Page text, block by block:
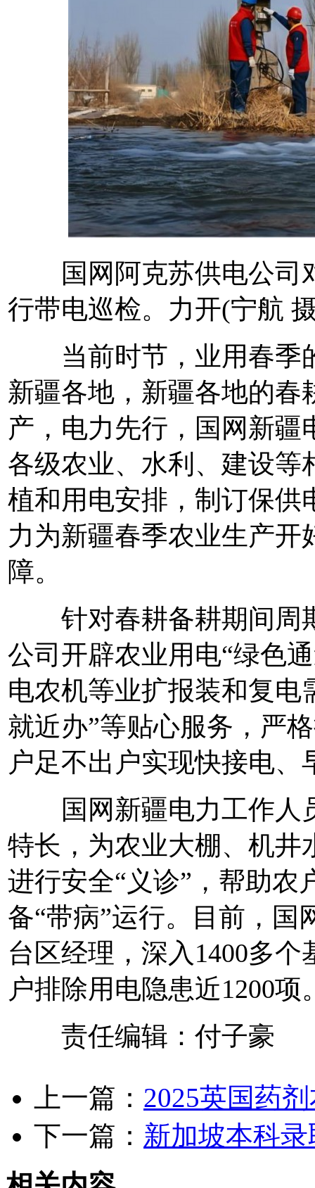
国网阿克苏供电公司
行带电巡检。力开(宁航
当前时节，业用春季
新疆各地，新疆各地的春
产，电力先行，国网新
各级农业、水利、建设等
植和用电安排，制订保供
力为新疆春季农业生产
障。
针对春耕备耕期间周
公司开辟农业用电“绿色
电农机等业扩报装和复电
就近办”等贴心服务，严
户足不出户实现快接电、
国网新疆电力工作人
特长，为农业大棚、机井
进行安全“义诊”，帮助农
备“带病”运行。目前，国
台区经理，深入1400多
户排除用电隐患近1200项
责任编辑：付子豪
上一篇： 2025英国药
下一篇： 新加坡本科